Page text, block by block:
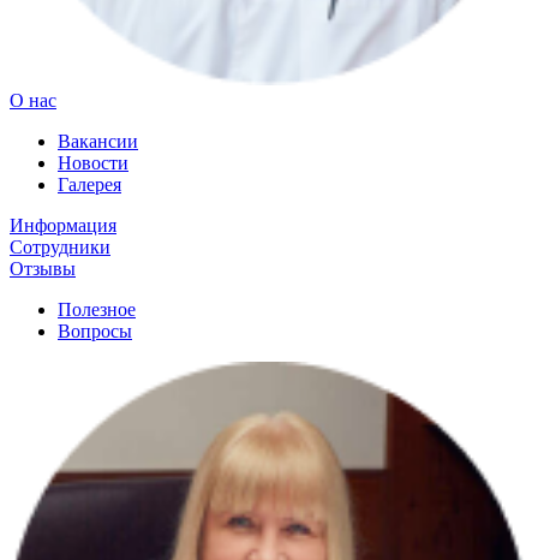
О нас
Вакансии
Новости
Галерея
Информация
Сотрудники
Отзывы
Полезное
Вопросы